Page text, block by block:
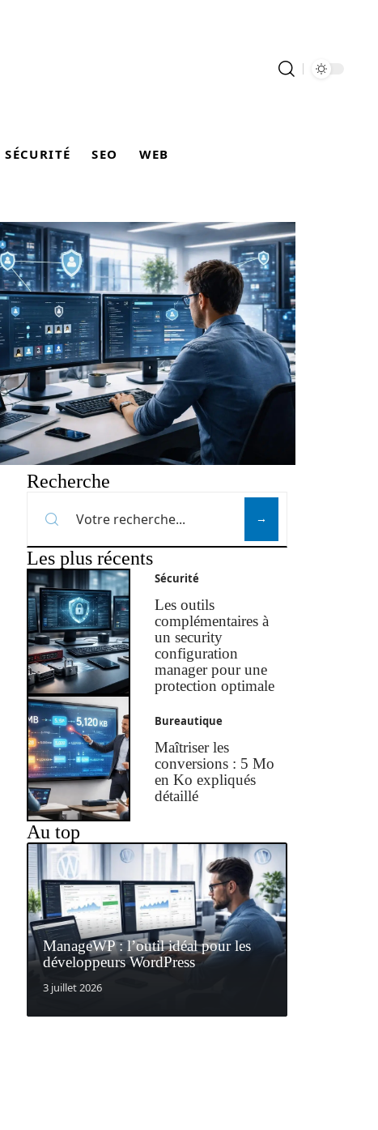
SÉCURITÉ SEO WEB
Recherche
Les plus récents
Sécurité
Les outils
complémentaires à
un security
configuration
manager pour une
protection optimale
Bureautique
Maîtriser les
conversions : 5 Mo
en Ko expliqués
détaillé
Au top
ManageWP : l’outil idéal pour les
développeurs WordPress
3 juillet 2026